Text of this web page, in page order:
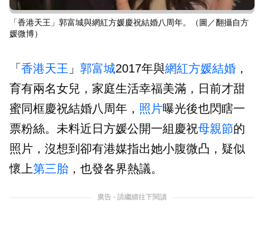
「香港天王」郭富城與網紅方媛慶祝結婚八周年。（圖／翻攝自方
媛微博）
「 香港天王 」 郭富城2017年與網紅方媛結婚 ，
育有兩名女兒，家庭生活幸福美滿，日前才甜
蜜同框慶祝結婚八周年， 照片曝光後也閃瞎一
票粉絲。未料近日方媛公開一組慶祝母親節的
照片，沒想到卻有港媒指出她小腹微凸，疑似
懷上第三胎 ，也發各界熱議。
廣告 - 請繼續往下閱讀